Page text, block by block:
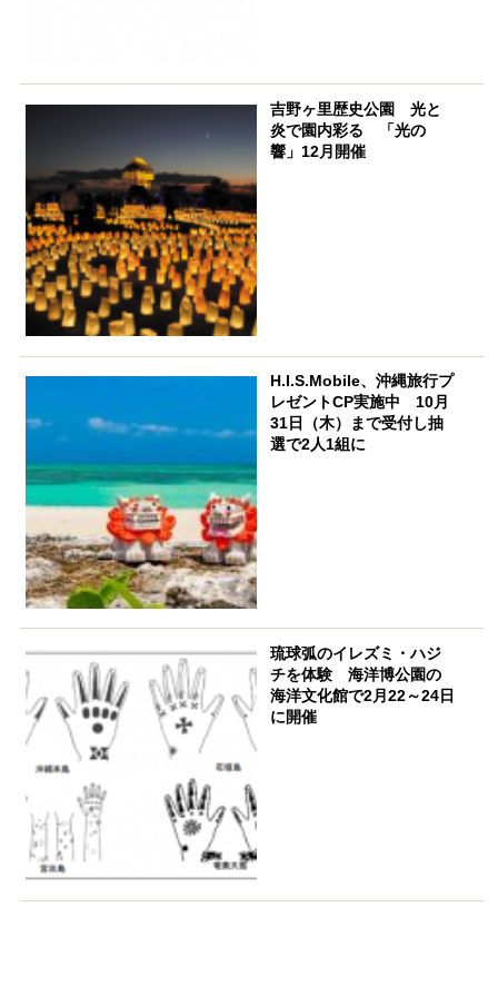
吉野ヶ里歴史公園 光と
炎で園内彩る 「光の
響」12月開催
H.I.S.Mobile、沖縄旅行プ
レゼントCP実施中 10月
31日（木）まで受付し抽
選で2人1組に
琉球弧のイレズミ・ハジ
チを体験 海洋博公園の
海洋文化館で2月22～24日
に開催